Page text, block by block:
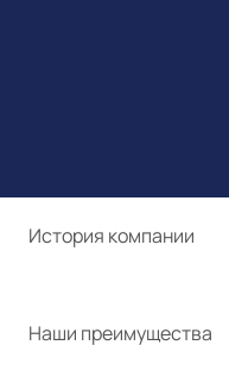
История компании
Наши преимущества